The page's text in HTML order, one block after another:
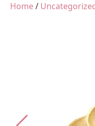
Home/